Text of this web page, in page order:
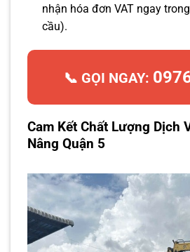
nhận hóa đơn VAT ngay
cầu).
📞 GỌI NGAY:
Cam Kết Chất Lượng Dịch
Nâng Quận 5